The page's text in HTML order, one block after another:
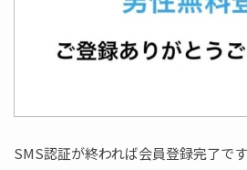
SMS認証が終われば会員登録完了で